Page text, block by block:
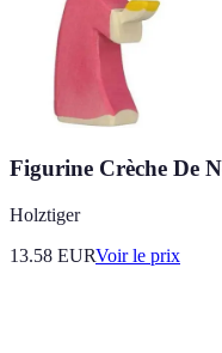
Figurine Crèche De
Holztiger
13.58 EURVoir le prix